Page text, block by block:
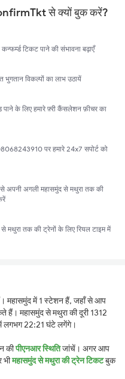
से क्यों बुक करें?
टिकट पाने की संभावना बढ़ाएँ
विकल्पों का लाभ उठायें
पाने के लिए हमारे फ़्री कैंसलेशन फ़ीचर का
पर हमारे 24x7 सपोर्ट को
अपनी अगली महासमुंद से मथुरा तक की
तक की ट्रेनों के लिए रियल टाइम में
महासमुंद में 1 स्टेशन हैं, जहाँ से आप
महासमुंद से मथुरा की दूरी 1312
लगभग 22:21 घंटे लगेंगे।
कीपीएनआर स्थितिजांचें। अगर आप
भीमहासमुंद से मथुरा की ट्रेन टिकटबुक